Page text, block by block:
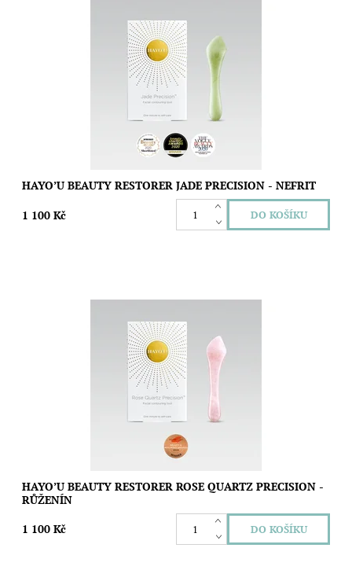
Tento kosmetický nástroj kombinuje výhody kamene gua sha
s možností zaměřit pozornost přesně k místům, která vyžadují
Skladem
HAYO’U BEAUTY RESTORER JADE PRECISION - NEFRIT
1 100 Kč
Tento kosmetický nástroj kombinuje výhody kamene gua sha
s možností zaměřit pozornost přesně k místům, která vyžadují
Skladem
HAYO’U BEAUTY RESTORER ROSE QUARTZ PRECISION -
RŮŽENÍN
1 100 Kč